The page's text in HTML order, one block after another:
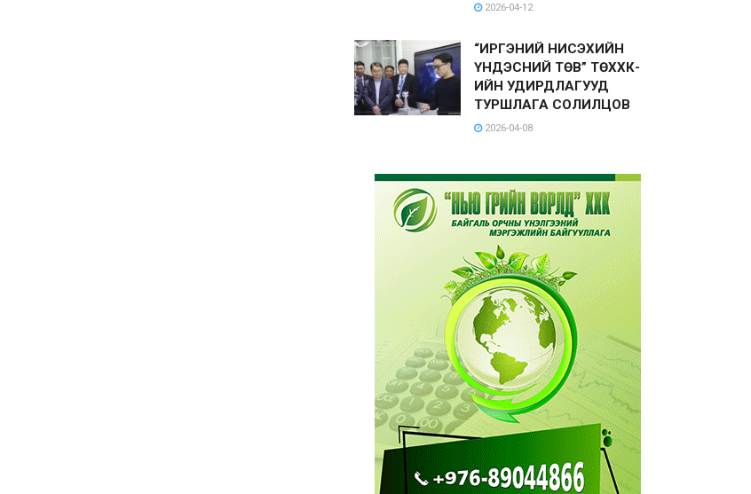
2026-04-12
“ИРГЭНИЙ НИСЭХИЙН
ҮНДЭСНИЙ ТӨВ” ТӨХХК-
ИЙН УДИРДЛАГУУД
ТУРШЛАГА СОЛИЛЦОВ
2026-04-08